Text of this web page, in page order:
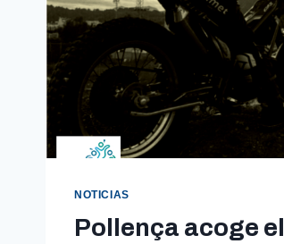
EL
PRÓXIMO
20
DE
JUNIO
NOTICIAS
Pollença acoge el